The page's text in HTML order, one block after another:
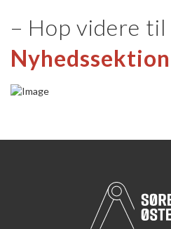
– Hop videre
Nyhedssektion